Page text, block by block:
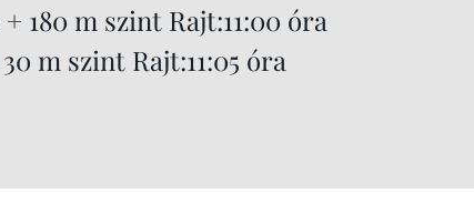
180 m szint Rajt:11:00 óra
m szint Rajt:11:05 óra